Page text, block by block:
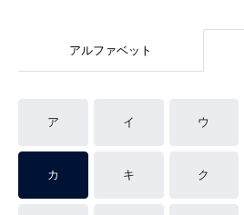
アルファベット
ア イ ウ
カ キ ク